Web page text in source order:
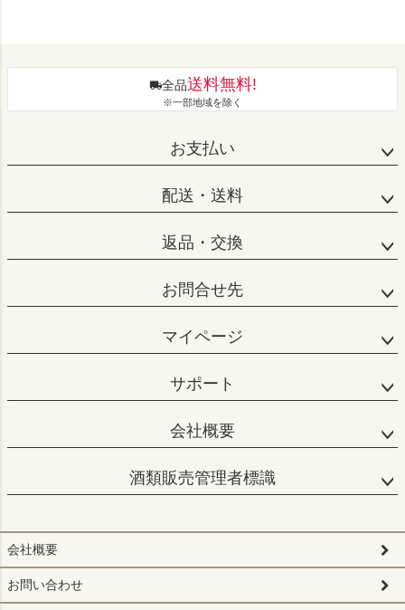
全品送料無料!
※一部地域を除く
お支払い
配送・送料
返品・交換
お問合せ先
マイページ
サポート
会社概要
酒類販売管理者標識
会社概要
お問い合わせ